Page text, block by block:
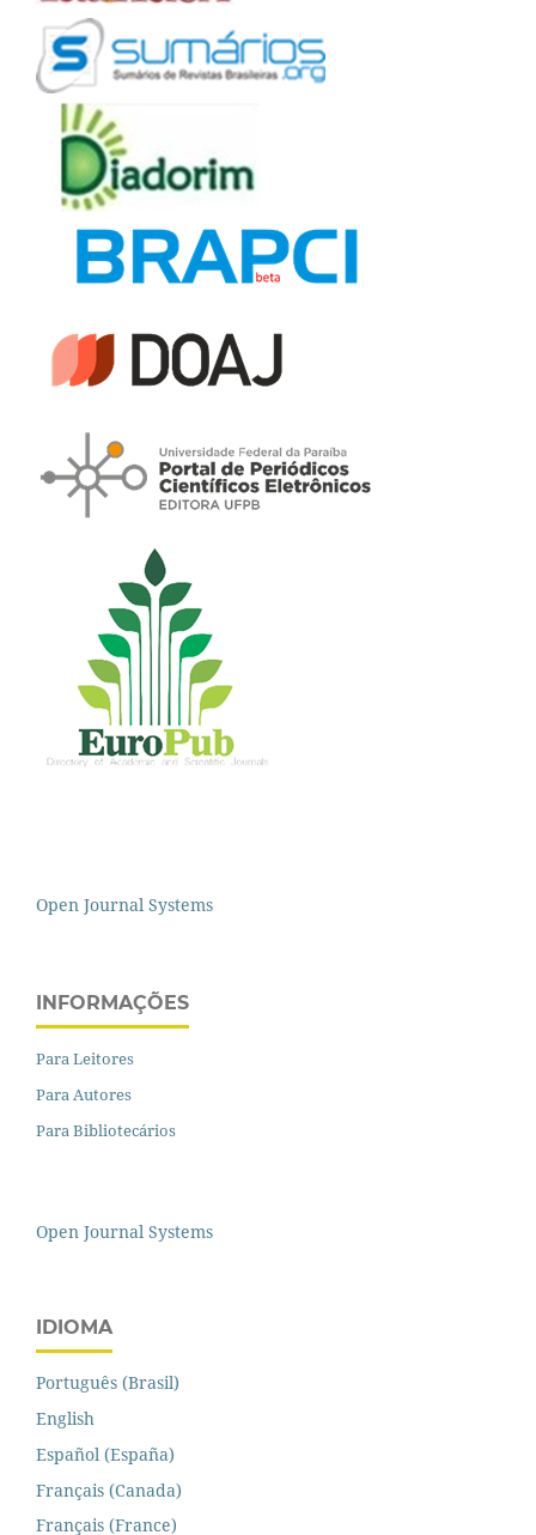
Open Journal Systems
INFORMAÇÕES
Para Leitores
Para Autores
Para Bibliotecários
Open Journal Systems
IDIOMA
Português (Brasil)
English
Español (España)
Français (Canada)
Français (France)